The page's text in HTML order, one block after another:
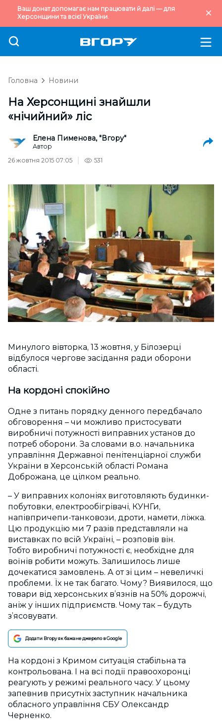
Ваш донат допомагає нам працювати й далі — для
Херсонщини та всієї України.
Головна Новини
На Херсонщині знайшли
«нічийний» ліс
Елена Пименова, "Вгору"
Автор
26 жовтня 2015 07:05
531
Минулого вівторка, 13 жовтня, у Білозерці
відбулося чергове засідання ради оборони
області.
На кордоні спокійно
Одне з питань порядку денного передбачало
обговорення – чи можливо пристосувати
виробничі потужності виправних установ до
потреб оборони. За словами в.о. начальника
управління Державної пенітенціарної служби
України в Херсонській області Романа
Доброжана, це цілком реально.
– У виправних колоніях виготовляють будинки-
побутовки, електрообігрівачі, КУНГи,
напівпричепи-танковози, дроти, намети, ліжка.
Цю продукцію ми 7 разів представляли на
виставках по всій Україні, – розповів він.
Тобто виробничі потужності є, необхідне для
воїнів робити можуть. Залишилось лише
дочекатися замовлень. А от зі цим – невеличкі
проблеми. Їх не так багато. Чому? Виявилося, що
товари від херсонських в’язнів на 50% дорожчі,
аніж у інших підприємств. Чому так – будуть
з’ясовувати.
Додати Вгору як бажане джерело в Google
На кордоні з Кримом ситуація стабільна та
контрольована. І на всі події правоохоронці
реагують у режимі реального часу. У цьому
запевнив присутніх заступник начальника
обласного управління СБУ Олександр
Черненко.